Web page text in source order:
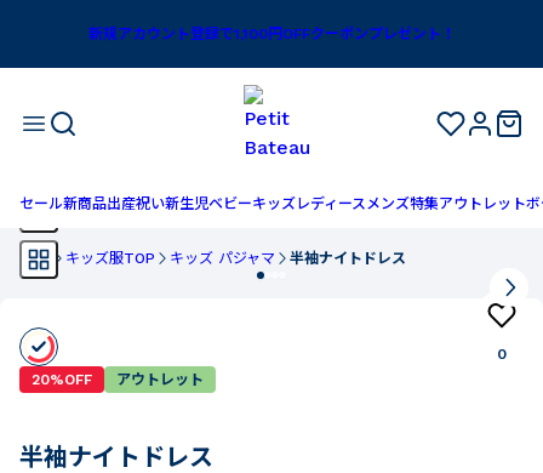
新規アカウント登録で1,100円OFFクーポンプレゼント！
セール新商品出産祝い新生児ベビーキッズ レディースメンズ特集アウトレットボ
TOP キッズ服TOP キッズ パジャマ 半袖ナイトドレス
0
20%OFF
アウトレット
半袖ナイトドレス